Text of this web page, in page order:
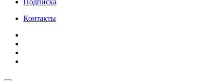
Подписка
Контакты